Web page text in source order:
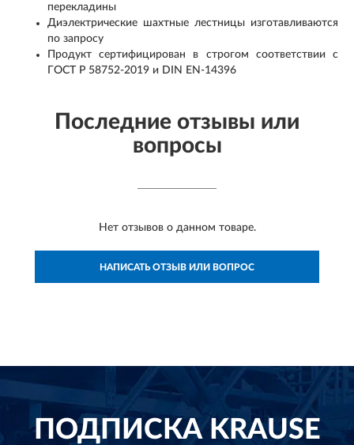
перекладины
Диэлектрические шахтные лестницы изготавливаются
по запросу
Продукт сертифицирован в строгом соответствии с
ГОСТ Р 58752-2019 и DIN EN-14396
Последние отзывы или
вопросы
Нет отзывов о данном товаре.
НАПИСАТЬ ОТЗЫВ ИЛИ ВОПРОС
ПОДПИСКАKRAUSE